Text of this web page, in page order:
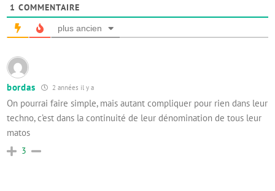
1 COMMENTAIRE
plus ancien
bordas 2 années il y a
On pourrai faire simple, mais autant compliquer pour rien dans leur
techno, c’est dans la continuité de leur dénomination de tous leur
matos
3